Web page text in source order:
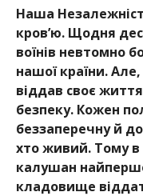
Наша
кров’ю. Щодня
воїнів невтомно
нашої країни.
віддав своє
безпеку. Кожен
беззаперечну й
хто живий. Тому
калушан
кладовище